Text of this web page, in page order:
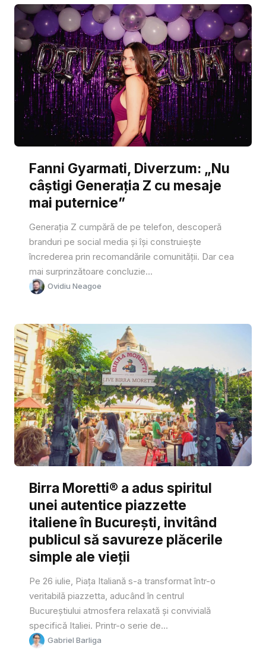
Fanni Gyarmati, Diverzum: „Nu
câștigi Generația Z cu mesaje
mai puternice”
Generația Z cumpără de pe telefon, descoperă
branduri pe social media și își construiește
încrederea prin recomandările comunității. Dar cea
mai surprinzătoare concluzie...
Ovidiu Neagoe
Birra Moretti® a adus spiritul
unei autentice piazzette
italiene în București, invitând
publicul să savureze plăcerile
simple ale vieții
Pe 26 iulie, Piața Italiană s-a transformat într-o
veritabilă piazzetta, aducând în centrul
Bucureștiului atmosfera relaxată și convivială
specifică Italiei. Printr-o serie de...
Gabriel Barliga